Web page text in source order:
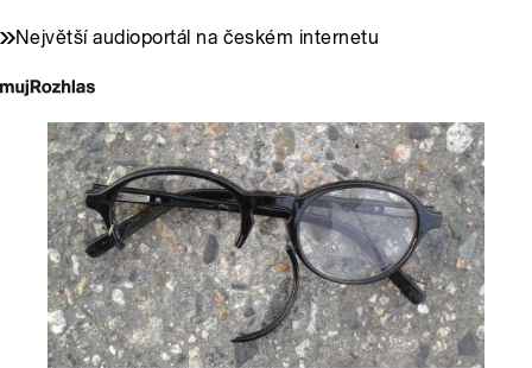
Největší audioportál na českém internetu